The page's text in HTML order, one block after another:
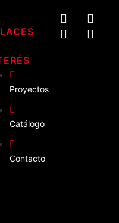
Proyectos
Catálogo
Contacto